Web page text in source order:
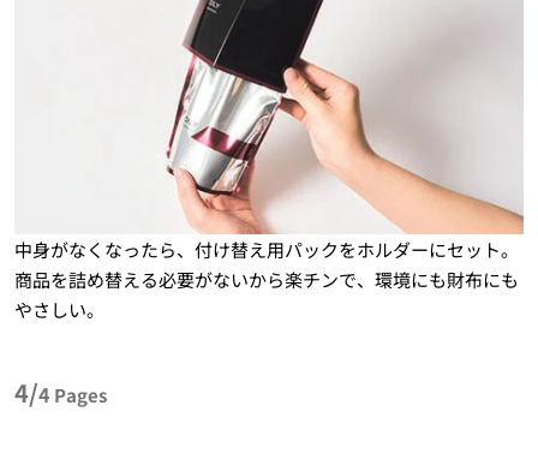
中身がなくなったら、付け替え用パックをホルダーにセット。
商品を詰め替える必要がないから楽チンで、環境にも財布にも
やさしい。
4/4 Pages